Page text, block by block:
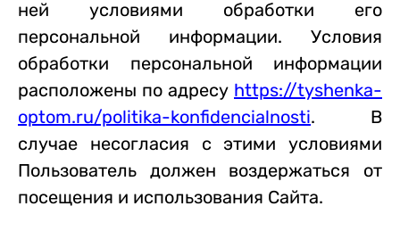
ней условиями обработки его
персональной информации. Условия
обработки персональной информации
расположены по адресу https://tyshenka-
optom.ru/politika-konfidencialnosti. В
случае несогласия с этими условиями
Пользователь должен воздержаться от
посещения и использования Сайта.